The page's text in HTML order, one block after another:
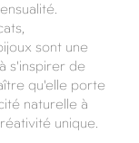
sont une
s'inspirer de
qu'elle porte
naturelle à
unique.